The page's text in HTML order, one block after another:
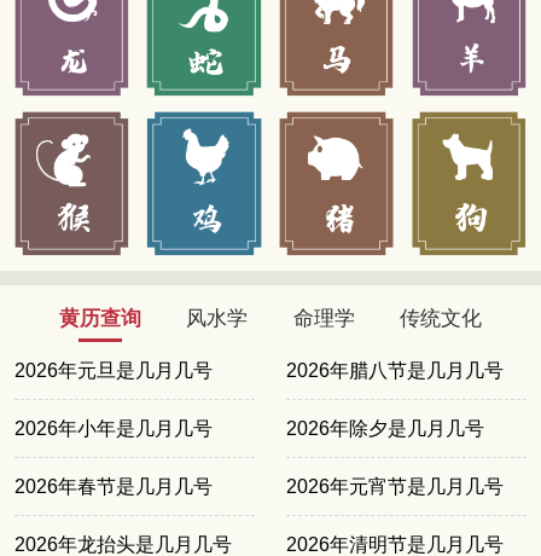
黄历查询 风水学 命理学 传统文化
2026年元旦是几月几号 2026年腊八节是几月几号
2026年小年是几月几号 2026年除夕是几月几号
2026年春节是几月几号 2026年元宵节是几月几号
2026年龙抬头是几月几号 2026年清明节是几月几号